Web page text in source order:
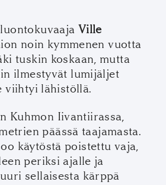
Ville
noin kymmenen vuotta
tuskin koskaan, mutta
ilmestyvät lumijäljet
viihtyi lähistöllä.
Kuhmon Iivantiirassa,
päässä taajamasta.
käytöstä poistettu vaja,
periksi ajalle ja
sellaisesta kärppä